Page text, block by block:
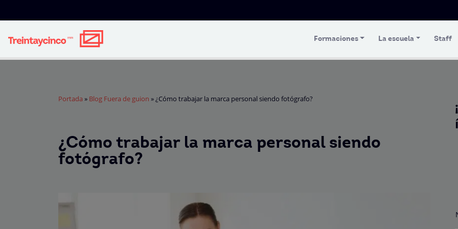
Formaciones La escuela Staff
Portada » Blog Fuera de guion »¿Cómo trabajar la marca personal siendo fotógrafo?
¿Cómo trabajar la marca personal siendo
fotógrafo?